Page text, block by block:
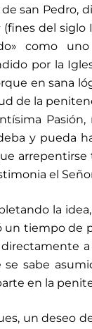
san Pedro,
(fines del siglo
como
por la
en sana
de la
y pueda
arrepentirse
el Señor
la
un tiempo de
se sabe
en la
un deseo